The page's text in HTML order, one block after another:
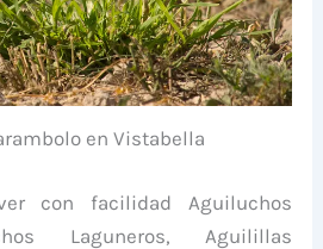
en Vistabella
con facilidad Aguiluchos
Laguneros, Aguilillas